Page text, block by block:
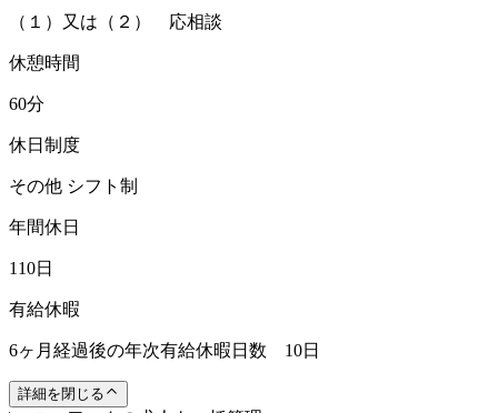
（１）又は（２） 応相談
休憩時間
60分
休日制度
その他 シフト制
年間休日
110日
有給休暇
6ヶ月経過後の年次有給休暇日数 10日
詳細を閉じる